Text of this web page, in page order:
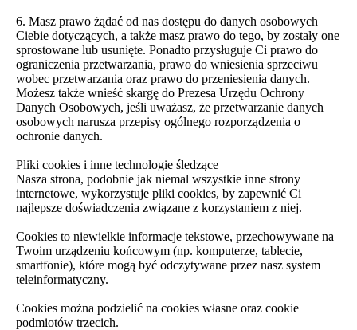
6. Masz prawo żądać od nas dostępu do danych osobowych
Ciebie dotyczących, a także masz prawo do tego, by zostały one
sprostowane lub usunięte. Ponadto przysługuje Ci prawo do
ograniczenia przetwarzania, prawo do wniesienia sprzeciwu
wobec przetwarzania oraz prawo do przeniesienia danych.
Możesz także wnieść skargę do Prezesa Urzędu Ochrony
Danych Osobowych, jeśli uważasz, że przetwarzanie danych
osobowych narusza przepisy ogólnego rozporządzenia o
ochronie danych.
Pliki cookies i inne technologie śledzące
Nasza strona, podobnie jak niemal wszystkie inne strony
internetowe, wykorzystuje pliki cookies, by zapewnić Ci
najlepsze doświadczenia związane z korzystaniem z niej.
Cookies to niewielkie informacje tekstowe, przechowywane na
Twoim urządzeniu końcowym (np. komputerze, tablecie,
smartfonie), które mogą być odczytywane przez nasz system
teleinformatyczny.
Cookies można podzielić na cookies własne oraz cookie
podmiotów trzecich.